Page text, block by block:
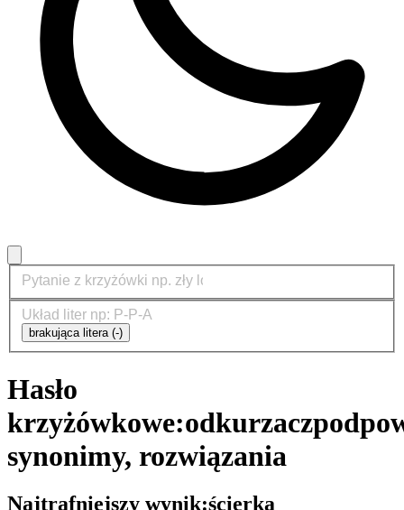
brakująca litera (-)
Hasło
krzyżówkowe:odkurzacz
synonimy, rozwiązania
Najtrafniejszy wynik:ścierka